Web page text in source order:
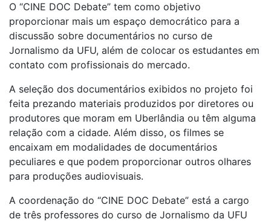
O “CINE DOC Debate” tem como objetivo
proporcionar mais um espaço democrático para a
discussão sobre documentários no curso de
Jornalismo da UFU, além de colocar os estudantes em
contato com profissionais do mercado.
A seleção dos documentários exibidos no projeto foi
feita prezando materiais produzidos por diretores ou
produtores que moram em Uberlândia ou têm alguma
relação com a cidade. Além disso, os filmes se
encaixam em modalidades de documentários
peculiares e que podem proporcionar outros olhares
para produções audiovisuais.
A coordenação do “CINE DOC Debate” está a cargo
de três professores do curso de Jornalismo da UFU